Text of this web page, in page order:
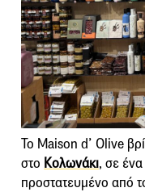
To Maison d’ Olive
στο Κολωνάκι, σε ένα
προστατευμένο από